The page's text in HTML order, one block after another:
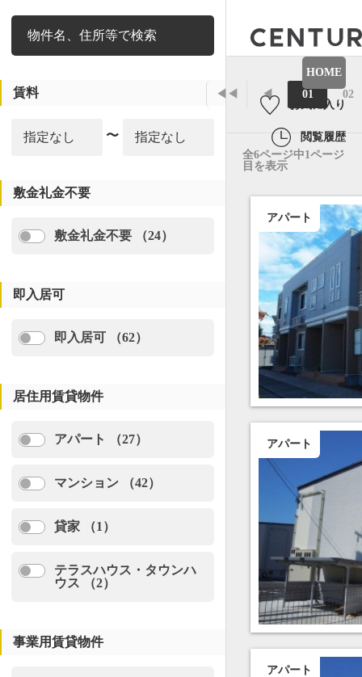
賃料
〜
敷金礼金不要
敷金礼金不要 （24）
即入居可
即入居可 （62）
居住用賃貸物件
アパート （27）
マンション （42）
貸家 （1）
テラスハウス・タウンハ
ウス （2）
事業用賃貸物件
HOME
お気に入り
閲覧履歴
◀◀ ◀ 01 02
全6ページ中1ページ
目を表示
アパート
アパート
アパート